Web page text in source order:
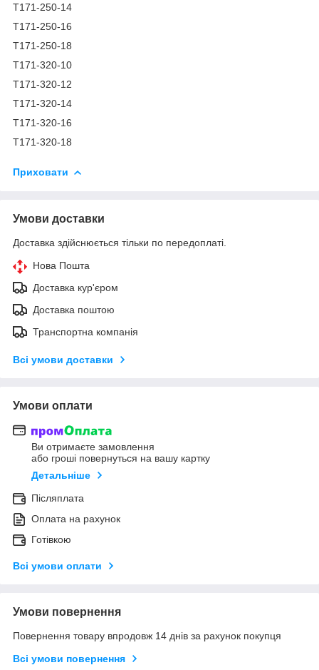
Т171-250-14
Т171-250-16
Т171-250-18
Т171-320-10
Т171-320-12
Т171-320-14
Т171-320-16
Т171-320-18
Приховати
Умови доставки
Доставка здійснюється тільки по передоплаті.
Нова Пошта
Доставка кур'єром
Доставка поштою
Транспортна компанія
Всі умови доставки
Умови оплати
Ви отримаєте замовлення
або гроші повернуться на вашу картку
Детальніше
Післяплата
Оплата на рахунок
Готівкою
Всі умови оплати
Умови повернення
Повернення товару впродовж 14 днів за рахунок покупця
Всі умови повернення